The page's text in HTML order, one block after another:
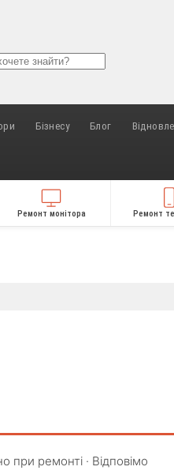
Бізнесу Блог
Ремонт монітора Ремонт
при ремонті · Відповімо